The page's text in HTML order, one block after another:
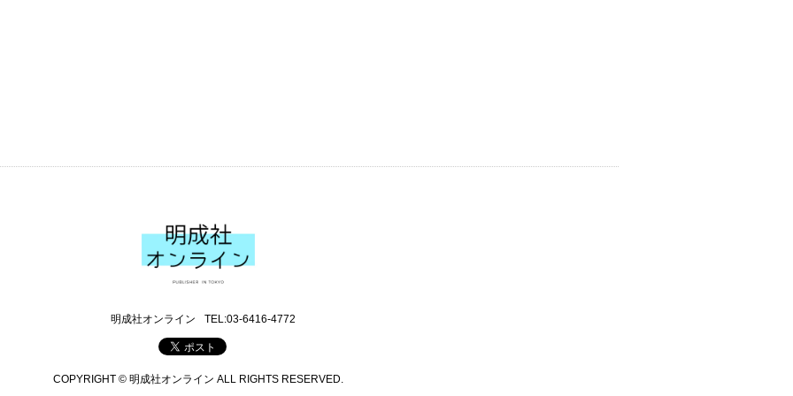
明成社オンライン TEL:03-6416-4772
COPYRIGHT © 明成社オンライン ALL RIGHTS RESERVED.